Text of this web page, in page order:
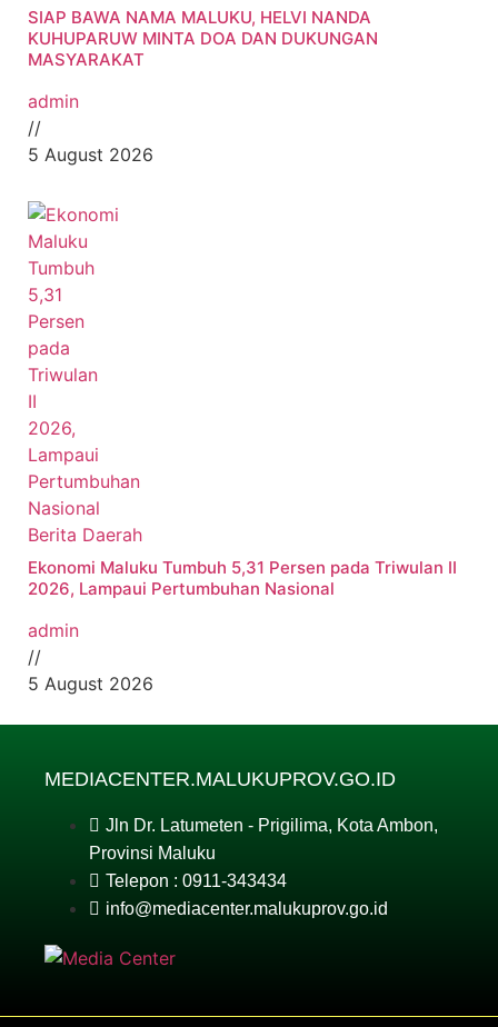
SIAP BAWA NAMA MALUKU, HELVI NANDA
KUHUPARUW MINTA DOA DAN DUKUNGAN
MASYARAKAT
admin
//
5 August 2026
Berita Daerah
Ekonomi Maluku Tumbuh 5,31 Persen pada Triwulan II
2026, Lampaui Pertumbuhan Nasional
admin
//
5 August 2026
MEDIACENTER.MALUKUPROV.GO.ID
Jln Dr. Latumeten - Prigilima, Kota Ambon,
Provinsi Maluku
Telepon : 0911-343434
info@mediacenter.malukuprov.go.id